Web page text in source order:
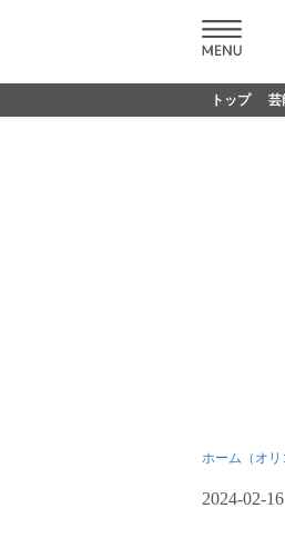
トップ 芸
ホーム（オリ
2024-02-16